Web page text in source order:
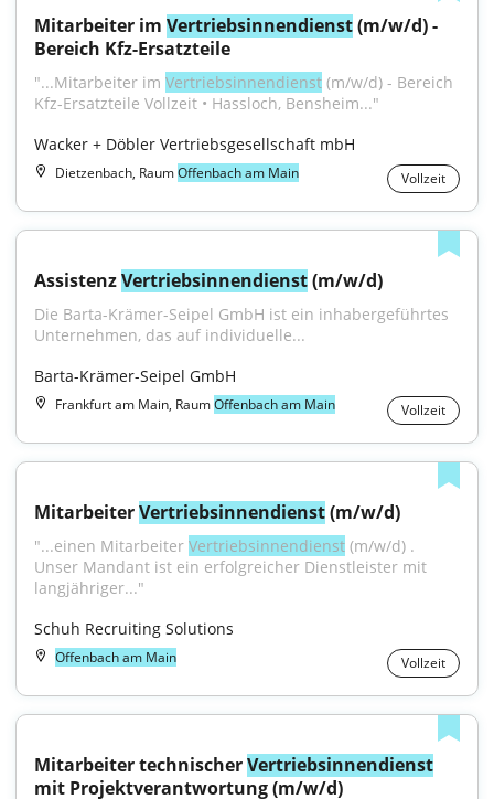
Mitarbeiter im Vertriebsinnendienst (m/w/d) -
Bereich Kfz-Ersatzteile
"...Mitarbeiter im Vertriebsinnendienst (m/w/d) - Bereich
Kfz-Ersatzteile Vollzeit • Hassloch, Bensheim..."
Wacker + Döbler Vertriebsgesellschaft mbH
Dietzenbach, RaumOffenbach am Main Vollzeit
Assistenz Vertriebsinnendienst (m/w/d)
Die Barta-Krämer-Seipel GmbH ist ein inhabergeführtes
Unternehmen, das auf individuelle...
Barta-Krämer-Seipel GmbH
Frankfurt am Main, RaumOffenbach am Main Vollzeit
Mitarbeiter Vertriebsinnendienst (m/w/d)
"...einen Mitarbeiter Vertriebsinnendienst (m/w/d) .
Unser Mandant ist ein erfolgreicher Dienstleister mit
langjähriger..."
Schuh Recruiting Solutions
Offenbach am Main Vollzeit
Mitarbeiter technischer Vertriebsinnendienst
mit Projektverantwortung (m/w/d)